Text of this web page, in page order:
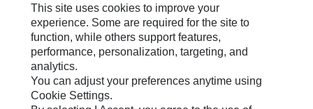
Mes Préférences Marketing
Plan Du Site
Cookie Settings
Légales
Confidentialité
This site uses cookies to improve your
experience. Some are required for the site to
function, while others support features,
performance, personalization, targeting, and
analytics.
You can adjust your preferences anytime using
Cookie Settings.